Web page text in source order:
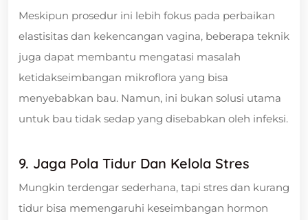
Meskipun prosedur ini lebih fokus pada perbaikan
elastisitas dan kekencangan vagina, beberapa teknik
juga dapat membantu mengatasi masalah
ketidakseimbangan mikroflora yang bisa
menyebabkan bau. Namun, ini bukan solusi utama
untuk bau tidak sedap yang disebabkan oleh infeksi.
9. Jaga Pola Tidur Dan Kelola Stres
Mungkin terdengar sederhana, tapi stres dan kurang
tidur bisa memengaruhi keseimbangan hormon